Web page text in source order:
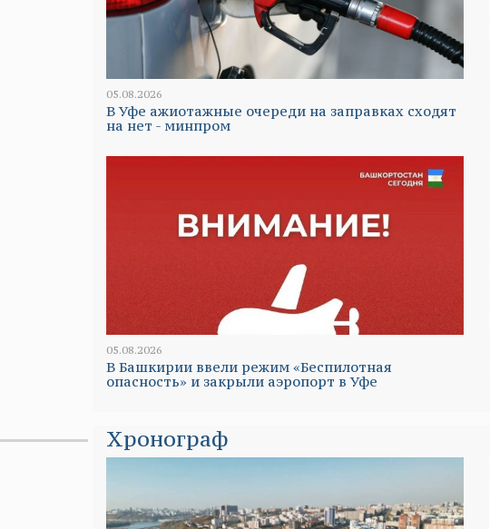
05.08.2026
В Уфе ажиотажные очереди на заправках сходят
на нет - минпром
05.08.2026
В Башкирии ввели режим «Беспилотная
опасность» и закрыли аэропорт в Уфе
Хронограф